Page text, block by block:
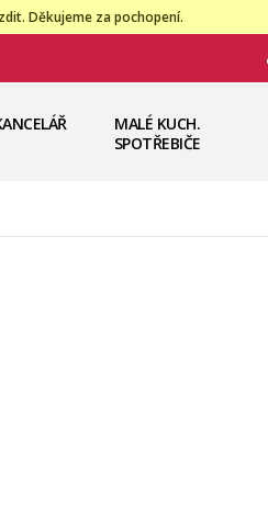
Děkujeme za pochopení.
MALÉ KUCH.
SPOTŘEBIČE